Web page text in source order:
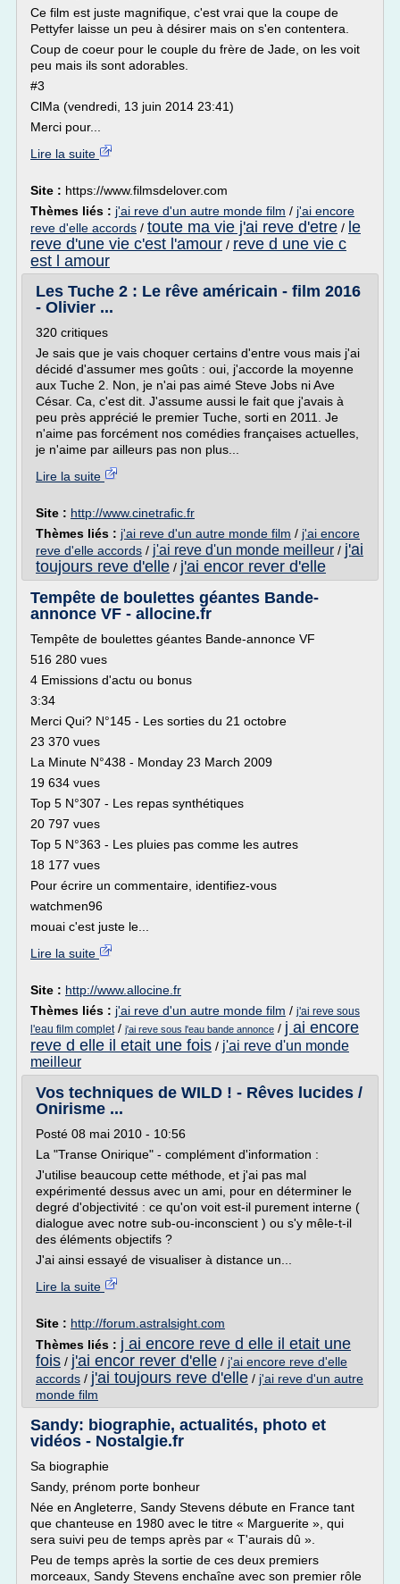
Ce film est juste magnifique, c'est vrai que la coupe de
Pettyfer laisse un peu à désirer mais on s'en contentera.
Coup de coeur pour le couple du frère de Jade, on les voit
peu mais ils sont adorables.
#3
ClMa (vendredi, 13 juin 2014 23:41)
Merci pour...
Lire la suite
Site : https://www.filmsdelover.com
Thèmes liés : j'ai reve d'un autre monde film / j'ai encore
reve d'elle accords / toute ma vie j'ai reve d'etre / le
reve d'une vie c'est l'amour / reve d une vie c
est l amour
Les Tuche 2 : Le rêve américain - film 2016
- Olivier ...
320 critiques
Je sais que je vais choquer certains d'entre vous mais j'ai
décidé d'assumer mes goûts : oui, j'accorde la moyenne
aux Tuche 2. Non, je n'ai pas aimé Steve Jobs ni Ave
César. Ca, c'est dit. J'assume aussi le fait que j'avais à
peu près apprécié le premier Tuche, sorti en 2011. Je
n'aime pas forcément nos comédies françaises actuelles,
je n'aime par ailleurs pas non plus...
Lire la suite
Site : http://www.cinetrafic.fr
Thèmes liés : j'ai reve d'un autre monde film / j'ai encore
reve d'elle accords / j'ai reve d'un monde meilleur / j'ai
toujours reve d'elle / j'ai encor rever d'elle
Tempête de boulettes géantes Bande-
annonce VF - allocine.fr
Tempête de boulettes géantes Bande-annonce VF
516 280 vues
4 Emissions d'actu ou bonus
3:34
Merci Qui? N°145 - Les sorties du 21 octobre
23 370 vues
La Minute N°438 - Monday 23 March 2009
19 634 vues
Top 5 N°307 - Les repas synthétiques
20 797 vues
Top 5 N°363 - Les pluies pas comme les autres
18 177 vues
Pour écrire un commentaire, identifiez-vous
watchmen96
mouai c'est juste le...
Lire la suite
Site : http://www.allocine.fr
Thèmes liés : j'ai reve d'un autre monde film / j'ai reve sous
l'eau film complet/ j'ai reve sous l'eau bande annonce / j ai encore
reve d elle il etait une fois / j'ai reve d'un monde
meilleur
Vos techniques de WILD ! - Rêves lucides /
Onirisme ...
Posté 08 mai 2010 - 10:56
La "Transe Onirique" - complément d'information :
J'utilise beaucoup cette méthode, et j'ai pas mal
expérimenté dessus avec un ami, pour en déterminer le
degré d'objectivité : ce qu'on voit est-il purement interne (
dialogue avec notre sub-ou-inconscient ) ou s'y mêle-t-il
des éléments objectifs ?
J'ai ainsi essayé de visualiser à distance un...
Lire la suite
Site : http://forum.astralsight.com
Thèmes liés : j ai encore reve d elle il etait une
fois / j'ai encor rever d'elle / j'ai encore reve d'elle
accords / j'ai toujours reve d'elle / j'ai reve d'un autre
monde film
Sandy: biographie, actualités, photo et
vidéos - Nostalgie.fr
Sa biographie
Sandy, prénom porte bonheur
Née en Angleterre, Sandy Stevens débute en France tant
que chanteuse en 1980 avec le titre « Marguerite », qui
sera suivi peu de temps après par « T'aurais dû ».
Peu de temps après la sortie de ces deux premiers
morceaux, Sandy Stevens enchaîne avec son premier rôle